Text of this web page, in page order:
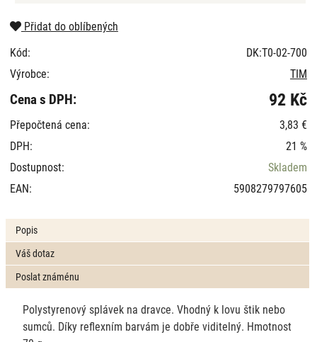
Přidat do oblíbených
Kód:
DK:T0-02-700
Výrobce:
TIM
Cena s DPH: 92 Kč
Přepočtená cena:
3,83 €
DPH:
21 %
Dostupnost:
Skladem
EAN:
5908279797605
Popis
Váš dotaz
Poslat známénu
Polystyrenový splávek na dravce. Vhodný k lovu štik nebo
sumců. Díky reflexním barvám je dobře viditelný. Hmotnost